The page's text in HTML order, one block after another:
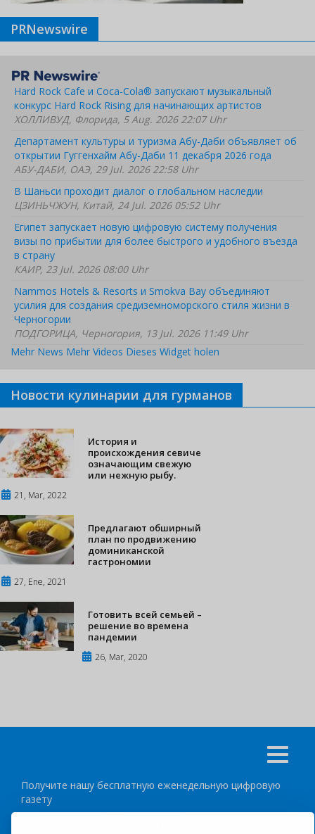
PRNewswire
Hard Rock Cafe и Coca-Cola® запускают музыкальный
конкурс Hard Rock Rising для начинающих артистов
ХОЛЛИВУД, Флорида, 5 Aug. 2026 22:07 Uhr
Департамент культуры и туризма Абу-Даби объявляет об
открытии Гуггенхайм Абу-Даби 11 декабря 2026 года
АБУ-ДАБИ, ОАЭ, 29 Jul. 2026 22:58 Uhr
В Шаньси проходит диалог о глобальном наследии
ЦЗИНЬЧЖУН, Китай, 24 Jul. 2026 05:52 Uhr
Египет запускает новую цифровую систему получения
визы по прибытии для более быстрого и удобного въезда
в страну
КАИР, 23 Jul. 2026 08:00 Uhr
Nammos Hotels & Resorts и Smokva Bay объединяют
усилия для создания средиземноморского стиля жизни в
Черногории
ПОДГОРИЦА, Черногория, 13 Jul. 2026 11:49 Uhr
Mehr News Mehr Videos Dieses Widget holen
Новости кулинарии для гурманов
История и
происхождения севиче
означающим свежую
или нежную рыбу.
21, Mar, 2022
Предлагают обширный
план по продвижению
доминиканской
гастрономии
27, Ene, 2021
Готовить всей семьей –
решение во времена
пандемии
26, Mar, 2020
Получите нашу бесплатную еженедельную цифровую
газету